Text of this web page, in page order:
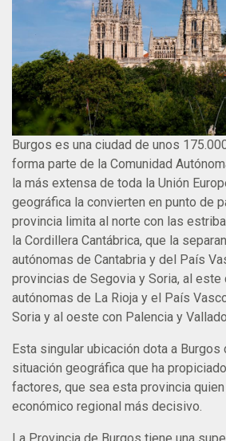
Burgos es una ciudad de unos
forma parte de la Comunidad
la más extensa de toda la Unión
geográfica la convierten en punto de
provincia limita al norte con las
la Cordillera Cantábrica, que la
autónomas de Cantabria y del País
provincias de Segovia y Soria, al este
autónomas de La Rioja y el País
Soria y al oeste con Palencia y
Esta singular ubicación dota a Burgos
situación geográfica que ha
factores, que sea esta provincia
económico regional más decisivo.